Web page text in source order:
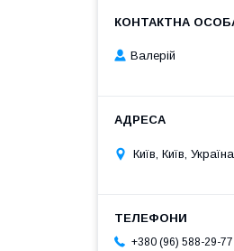
Валерій
Київ, Київ, Україна
+380 (96) 588-29-77